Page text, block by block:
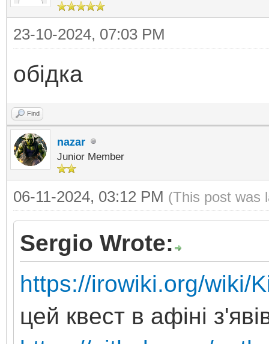
23-10-2024, 07:03 PM
обідка
Find
nazar
Junior Member
06-11-2024, 03:12 PM (This post was
Sergio Wrote:
https://irowiki.org/wiki/
цей квест в афіні